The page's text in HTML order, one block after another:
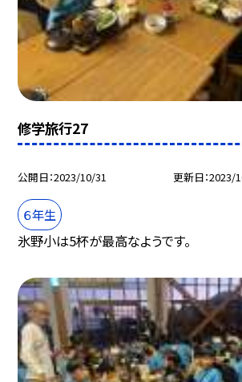
修学旅行27
公開日 2023/10/31 更新日 2023/
６年生
氷野小は5杯が最高なようです。